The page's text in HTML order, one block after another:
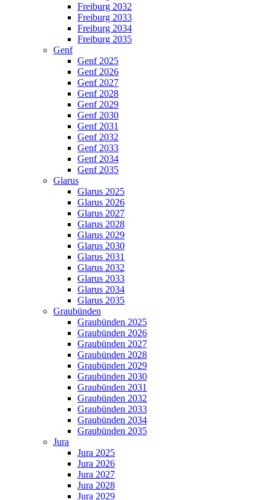
Freiburg 2032
Freiburg 2033
Freiburg 2034
Freiburg 2035
Genf
Genf 2025
Genf 2026
Genf 2027
Genf 2028
Genf 2029
Genf 2030
Genf 2031
Genf 2032
Genf 2033
Genf 2034
Genf 2035
Glarus
Glarus 2025
Glarus 2026
Glarus 2027
Glarus 2028
Glarus 2029
Glarus 2030
Glarus 2031
Glarus 2032
Glarus 2033
Glarus 2034
Glarus 2035
Graubünden
Graubünden 2025
Graubünden 2026
Graubünden 2027
Graubünden 2028
Graubünden 2029
Graubünden 2030
Graubünden 2031
Graubünden 2032
Graubünden 2033
Graubünden 2034
Graubünden 2035
Jura
Jura 2025
Jura 2026
Jura 2027
Jura 2028
Jura 2029